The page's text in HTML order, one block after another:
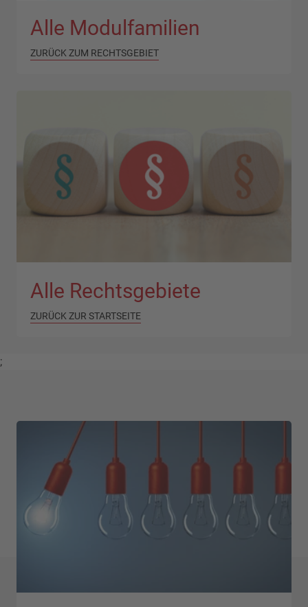
Alle Modulfamilien
ZURÜCK ZUM RECHTSGEBIET
Alle Rechtsgebiete
ZURÜCK ZUR STARTSEITE
;